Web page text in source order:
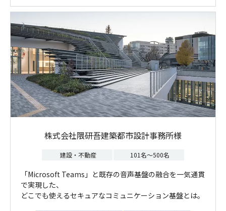
株式会社隈研吾建築都市設計事務所様
建設・不動産 101名～500名
「Microsoft Teams」と既存の音声基盤の融合を一気通貫
で実現した、
どこでも使えるセキュアなコミュニケーション基盤とは。